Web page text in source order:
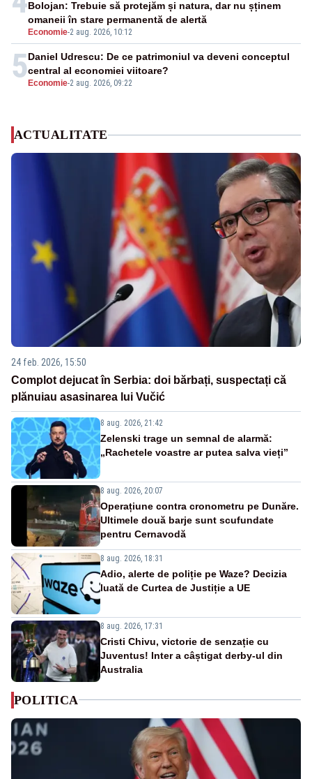
Economie-2 aug. 2026, 10:12
Bolojan: Trebuie să protejăm și natura, dar nu șținem
omaneii în stare permanentă de alertă
5 Economie-2 aug. 2026, 09:22
Daniel Udrescu: De ce patrimoniul va deveni conceptul
central al economiei viitoare?
ACTUALITATE
24 feb. 2026, 15:50
Complot dejucat în Serbia: doi bărbați, suspectați că
plănuiau asasinarea lui Vučić
8 aug. 2026, 21:42
Zelenski trage un semnal de alarmă:
„Rachetele voastre ar putea salva vieți”
8 aug. 2026, 20:07
Operațiune contra cronometru pe Dunăre.
Ultimele două barje sunt scufundate
pentru Cernavodă
8 aug. 2026, 18:31
Adio, alerte de poliție pe Waze? Decizia
luată de Curtea de Justiție a UE
8 aug. 2026, 17:31
Cristi Chivu, victorie de senzație cu
Juventus! Inter a câștigat derby-ul din
Australia
POLITICA